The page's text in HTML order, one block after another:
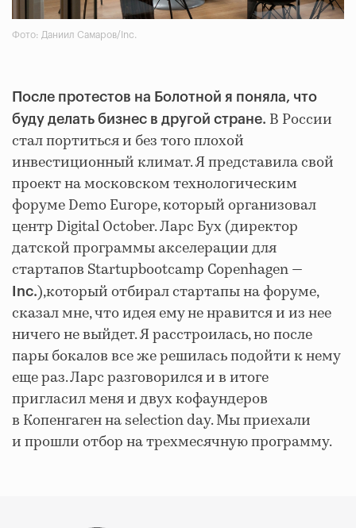
Фото: Даниил Самаров/Inc.
После протестов на Болотной я поняла, что
буду делать бизнес в другой стране. В России
стал портиться и без того плохой
инвестиционный климат. Я представила свой
проект на московском технологическим
форуме Demo Europe, который организовал
центр Digital October. Ларс Бух (директор
датской программы акселерации для
стартапов Startupbootcamp Copenhagen —
Inc.),который отбирал стартапы на форуме,
сказал мне, что идея ему не нравится и из нее
ничего не выйдет. Я расстроилась, но после
пары бокалов все же решилась подойти к нему
еще раз. Ларс разговорился и в итоге
пригласил меня и двух кофаундеров
в Копенгаген на selection day. Мы приехали
и прошли отбор на трехмесячную программу.